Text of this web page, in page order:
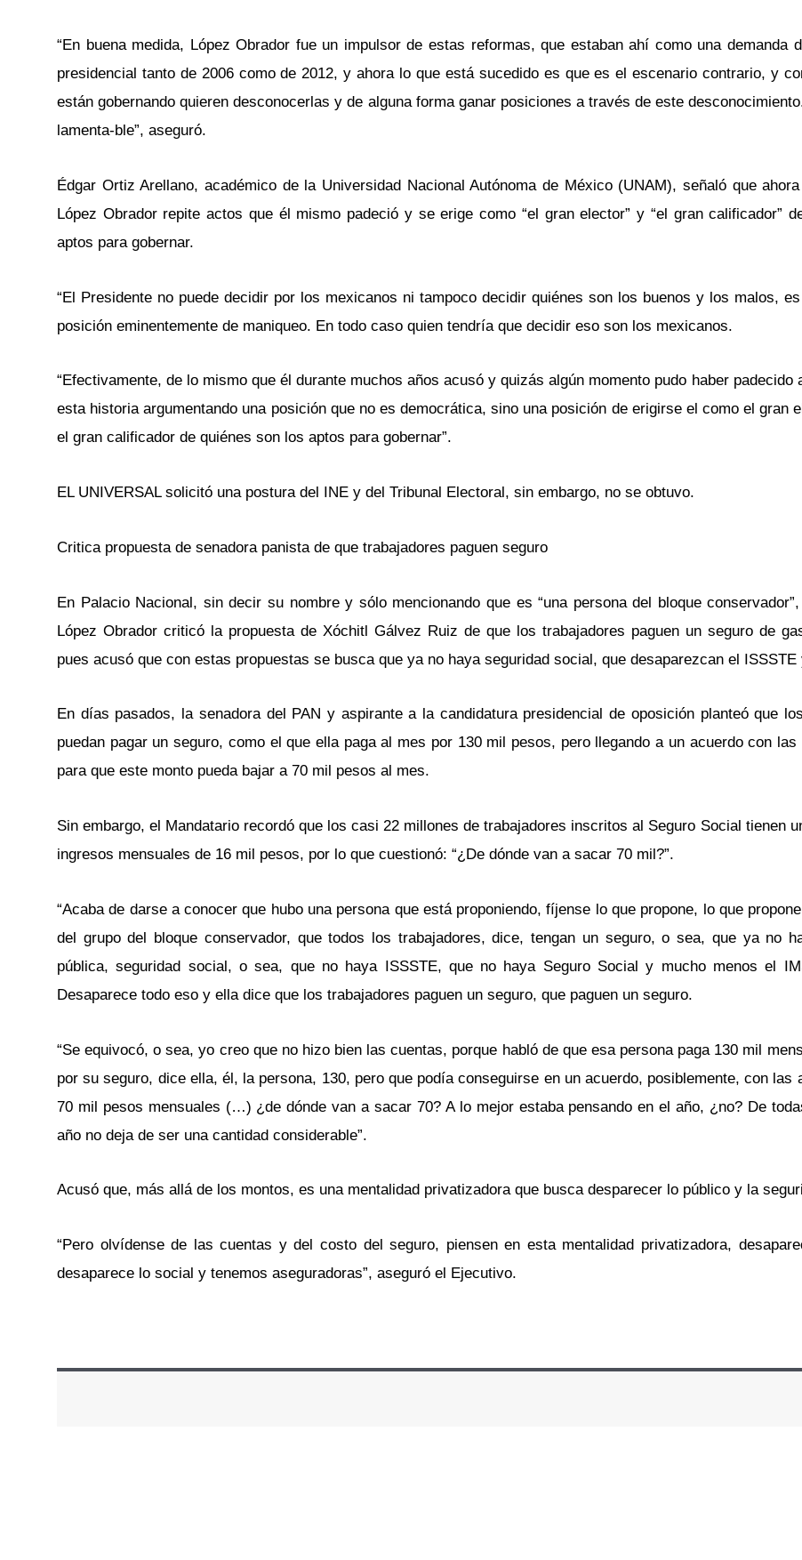
“En buena medida, López Obrador fue un impulsor de estas reformas, que estaban ahí como una demanda
presidencial tanto de 2006 como de 2012, y ahora lo que está sucedido es que es el escenario contrario, y
están gobernando quieren desconocerlas y de alguna forma ganar posiciones a través de este
lamenta-ble”, aseguró.
Édgar Ortiz Arellano, académico de la Universidad Nacional Autónoma de México (UNAM), señaló que
López Obrador repite actos que él mismo padeció y se erige como “el gran elector” y “el gran calificador”
aptos para gobernar.
“El Presidente no puede decidir por los mexicanos ni tampoco decidir quiénes son los buenos y los malos,
posición eminentemente de maniqueo. En todo caso quien tendría que decidir eso son los mexicanos.
“Efectivamente, de lo mismo que él durante muchos años acusó y quizás algún momento pudo haber padecido
esta historia argumentando una posición que no es democrática, sino una posición de erigirse el como el gran
el gran calificador de quiénes son los aptos para gobernar”.
EL UNIVERSAL solicitó una postura del INE y del Tribunal Electoral, sin embargo, no se obtuvo.
Critica propuesta de senadora panista de que trabajadores paguen seguro
En Palacio Nacional, sin decir su nombre y sólo mencionando que es “una persona del bloque
López Obrador criticó la propuesta de Xóchitl Gálvez Ruiz de que los trabajadores paguen un seguro de
pues acusó que con estas propuestas se busca que ya no haya seguridad social, que desaparezcan el ISSSTE
En días pasados, la senadora del PAN y aspirante a la candidatura presidencial de oposición planteó que
puedan pagar un seguro, como el que ella paga al mes por 130 mil pesos, pero llegando a un acuerdo con las
para que este monto pueda bajar a 70 mil pesos al mes.
Sin embargo, el Mandatario recordó que los casi 22 millones de trabajadores inscritos al Seguro Social tienen
ingresos mensuales de 16 mil pesos, por lo que cuestionó: “¿De dónde van a sacar 70 mil?”.
“Acaba de darse a conocer que hubo una persona que está proponiendo, fíjense lo que propone, lo que
del grupo del bloque conservador, que todos los trabajadores, dice, tengan un seguro, o sea, que ya no
pública, seguridad social, o sea, que no haya ISSSTE, que no haya Seguro Social y mucho menos el
Desaparece todo eso y ella dice que los trabajadores paguen un seguro, que paguen un seguro.
“Se equivocó, o sea, yo creo que no hizo bien las cuentas, porque habló de que esa persona paga 130 mil
por su seguro, dice ella, él, la persona, 130, pero que podía conseguirse en un acuerdo, posiblemente, con las
70 mil pesos mensuales (…) ¿de dónde van a sacar 70? A lo mejor estaba pensando en el año, ¿no? De
año no deja de ser una cantidad considerable”.
Acusó que, más allá de los montos, es una mentalidad privatizadora que busca desparecer lo público y la
“Pero olvídense de las cuentas y del costo del seguro, piensen en esta mentalidad privatizadora,
desaparece lo social y tenemos aseguradoras”, aseguró el Ejecutivo.